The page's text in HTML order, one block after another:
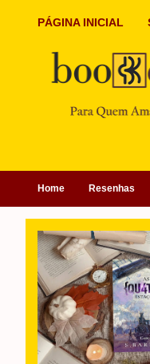
PÁGINA INICIAL
Home Resenhas